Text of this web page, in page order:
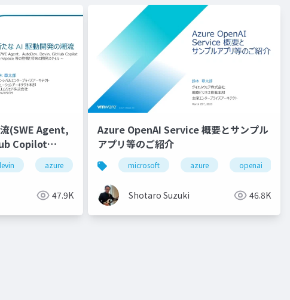
collaboration fpt fpt ai factory nvidia
copilot chat visual studio code java spring boot
(SWE Agent,
Copilot
azure autodev github github copilot
47.9K
Azure OpenAI Service 概要とサンプル
アプリ等のご紹介
microsoft azure openai
Shotaro Suzuki 46.8K